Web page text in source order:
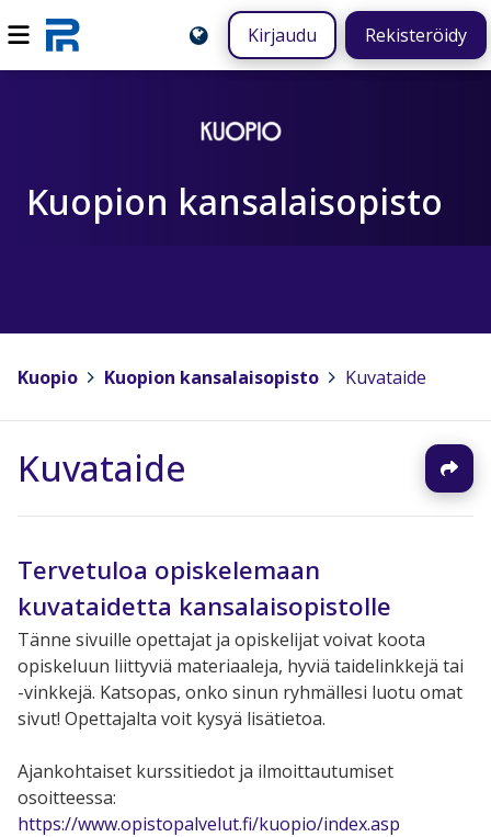
Kirjaudu Rekisteröidy
Kuopion kansalaisopisto
Kuopio Kuopion kansalaisopisto Kuvataide
Kuvataide
Tervetuloa opiskelemaan
kuvataidetta kansalaisopistolle
Tänne sivuille opettajat ja opiskelijat voivat koota
opiskeluun liittyviä materiaaleja, hyviä taidelinkkejä tai
-vinkkejä. Katsopas, onko sinun ryhmällesi luotu omat
sivut! Opettajalta voit kysyä lisätietoa.
Ajankohtaiset kurssitiedot ja ilmoittautumiset
osoitteessa:
https://www.opistopalvelut.fi/kuopio/index.asp